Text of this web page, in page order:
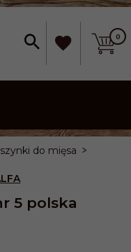
0
do mięsa
5 polska